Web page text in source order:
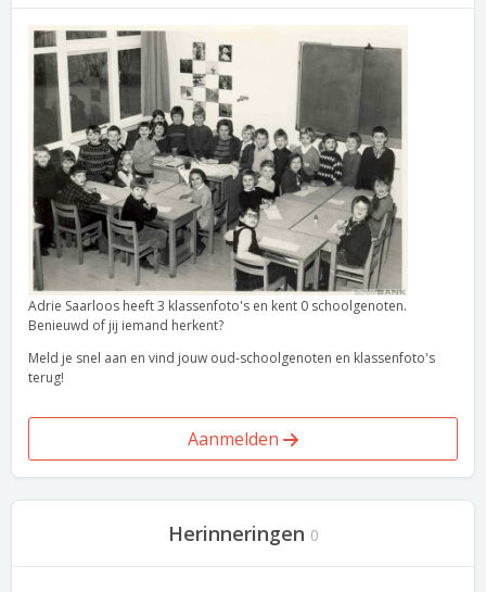
Adrie Saarloos heeft 3 klassenfoto's en kent 0 schoolgenoten.
Benieuwd of jij iemand herkent?
Meld je snel aan en vind jouw oud-schoolgenoten en klassenfoto's
terug!
Aanmelden
Herinneringen 0